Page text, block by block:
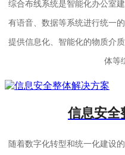
综合布线系统是智能化办公室
有语音、数据等系统进行统一
提供信息化、智能化的物质介
体等
信息安全
随着数字化转型和统一化建设